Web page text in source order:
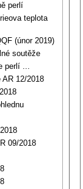
perlí
teplota
(únor 2019)
soutěže
perlí ...
12/2018
09/2018